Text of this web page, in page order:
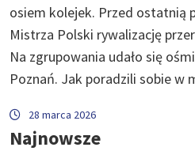
osiem kolejek. Przed ostatnią
Mistrza Polski rywalizację
Na zgrupowania udało się
Poznań. Jak poradzili sobie w
28 marca 2026
Najnowsze